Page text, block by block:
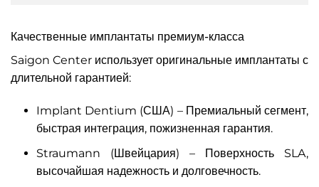
Качественные имплантаты премиум-класса
Saigon Center использует оригинальные имплантаты с
длительной гарантией:
Implant Dentium (США) – Премиальный сегмент,
быстрая интеграция, пожизненная гарантия.
Straumann (Швейцария) – Поверхность SLA,
высочайшая надежность и долговечность.